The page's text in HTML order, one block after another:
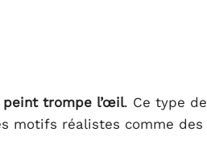
peint trompe l’œil. Ce type de
motifs réalistes comme des